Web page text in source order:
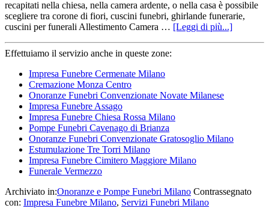
recapitati nella chiesa, nella camera ardente, o nella casa è possibile
scegliere tra corone di fiori, cuscini funebri, ghirlande funerarie,
cuscini per funerali Allestimento Camera … [Leggi di più...]
Effettuiamo il servizio anche in queste zone:
Impresa Funebre Cermenate Milano
Cremazione Monza Centro
Onoranze Funebri Convenzionate Novate Milanese
Impresa Funebre Assago
Impresa Funebre Chiesa Rossa Milano
Pompe Funebri Cavenago di Brianza
Onoranze Funebri Convenzionate Gratosoglio Milano
Estumulazione Tre Torri Milano
Impresa Funebre Cimitero Maggiore Milano
Funerale Vermezzo
Archiviato in:Onoranze e Pompe Funebri Milano Contrassegnato
con: Impresa Funebre Milano, Servizi Funebri Milano